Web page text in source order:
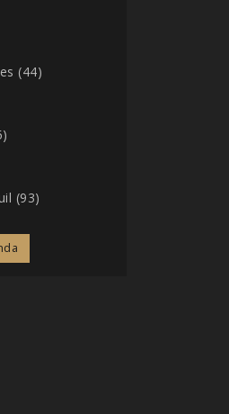
(44)
(93)